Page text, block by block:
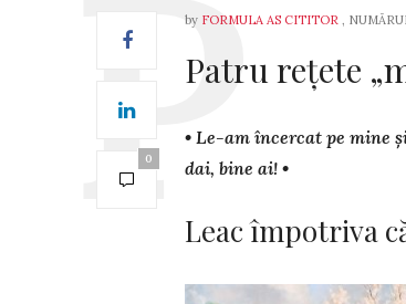
0
by FORMULA AS CITITOR ,
Patru rețete
• Le-am încercat pe mine
dai, bine ai! •
Leac împotriva